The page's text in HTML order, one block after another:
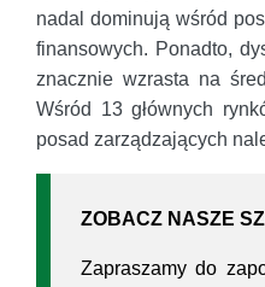
nadal dominują wśród
finansowych. Ponadto,
znacznie wzrasta na
Wśród 13 głównych
posad zarządzających
ZOBACZ NASZE
Zapraszamy do